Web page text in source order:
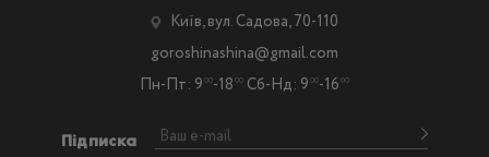
Підписка
Київ, вул. Садова, 70-110
Пн-Пт: 9 00-18 00 Сб-Нд: 9 00-16 00
goroshinashina@gmail.com